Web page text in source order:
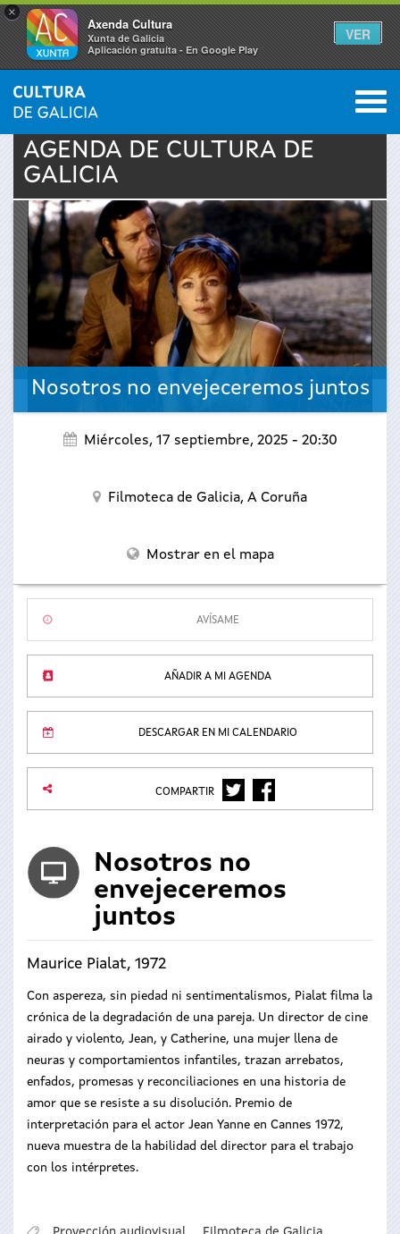
×
Axenda Cultura
Xunta de Galicia
Aplicación gratuíta - En Google Play
VER
Se
encuentra
usted
aquí
INICIO › ACTUALIDAD 0
AGENDA DE CULTURA DE
GALICIA
Nosotros no envejeceremos juntos
Miércoles, 17 septiembre, 2025 - 20:30
Filmoteca de Galicia, A Coruña
Mostrar en el mapa
AVÍSAME
AÑADIR A MI AGENDA
DESCARGAR EN MI CALENDARIO
COMPARTIR TWITTERFACEBOOK
Nosotros no
envejeceremos
juntos
Maurice Pialat, 1972
Con aspereza, sin piedad ni sentimentalismos, Pialat filma la
crónica de la degradación de una pareja. Un director de cine
airado y violento, Jean, y Catherine, una mujer llena de
neuras y comportamientos infantiles, trazan arrebatos,
enfados, promesas y reconciliaciones en una historia de
amor que se resiste a su disolución. Premio de
interpretación para el actor Jean Yanne en Cannes 1972,
nueva muestra de la habilidad del director para el trabajo
con los intérpretes.